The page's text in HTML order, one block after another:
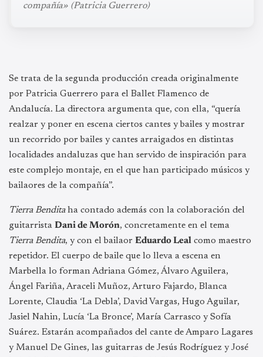
compañía» (Patricia Guerrero)
Se trata de la segunda producción creada originalmente
por Patricia Guerrero para el Ballet Flamenco de
Andalucía. La directora argumenta que, con ella, “quería
realzar y poner en escena ciertos cantes y bailes y mostrar
un recorrido por bailes y cantes arraigados en distintas
localidades andaluzas que han servido de inspiración para
este complejo montaje, en el que han participado músicos y
bailaores de la compañía”.
Tierra Benditaha contado además con la colaboración del
guitarrista Dani de Morón, concretamente en el tema
Tierra Bendita, y con el bailaor Eduardo Leal como maestro
repetidor. El cuerpo de baile que lo lleva a escena en
Marbella lo forman Adriana Gómez, Álvaro Aguilera,
Ángel Fariña, Araceli Muñoz, Arturo Fajardo, Blanca
Lorente, Claudia ‘La Debla’, David Vargas, Hugo Aguilar,
Jasiel Nahin, Lucía ‘La Bronce’, María Carrasco y Sofía
Suárez. Estarán acompañados del cante de Amparo Lagares
y Manuel De Gines, las guitarras de Jesús Rodríguez y José